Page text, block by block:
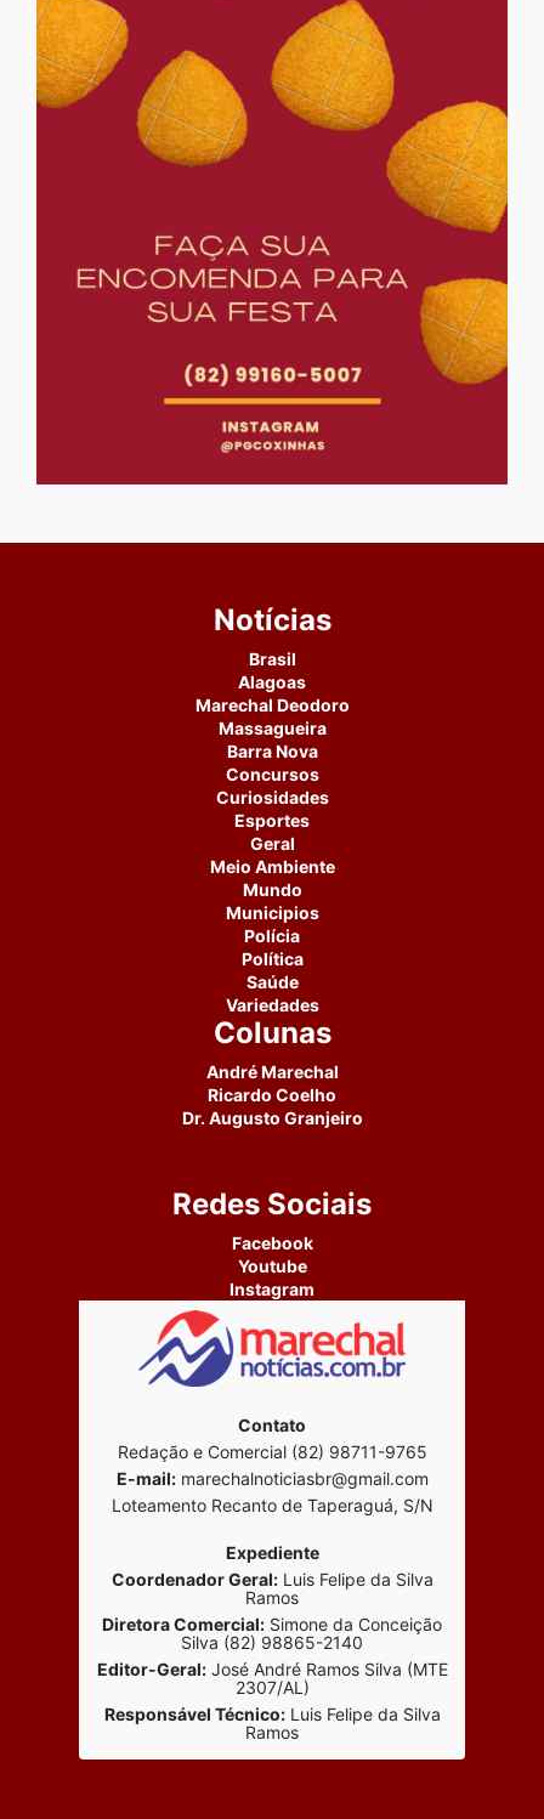
Notícias
Brasil
Alagoas
Marechal Deodoro
Massagueira
Barra Nova
Concursos
Curiosidades
Esportes
Geral
Meio Ambiente
Mundo
Municipios
Polícia
Política
Saúde
Variedades
Colunas
André Marechal
Ricardo Coelho
Dr. Augusto Granjeiro
Redes Sociais
Facebook
Youtube
Instagram
Contato
Redação e Comercial (82) 98711-9765
E-mail:marechalnoticiasbr@gmail.com
Loteamento Recanto de Taperaguá, S/N
Expediente
Coordenador Geral:Luis Felipe da Silva
Ramos
Diretora Comercial: Simone da Conceição
Silva (82) 98865-2140
Editor-Geral:José André Ramos Silva (MTE
2307/AL)
Responsável Técnico:Luis Felipe da Silva
Ramos